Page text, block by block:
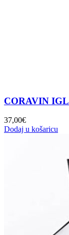
CORAVIN
37,00€
Dodaj u košaricu